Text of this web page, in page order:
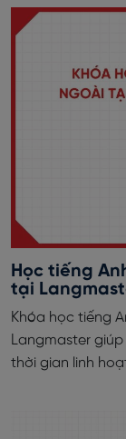
Học tiếng
tại
Khóa học tiếng
Langmaster
thời gian linh